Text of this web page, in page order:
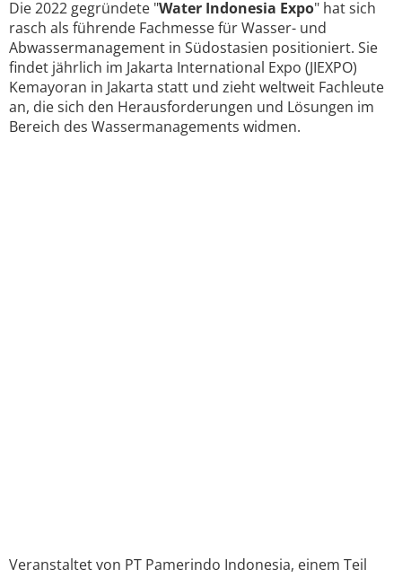
Die 2022 gegründete "Water Indonesia Expo" hat sich
rasch als führende Fachmesse für Wasser- und
Abwassermanagement in Südostasien positioniert. Sie
findet jährlich im Jakarta International Expo (JIEXPO)
Kemayoran in Jakarta statt und zieht weltweit Fachleute
an, die sich den Herausforderungen und Lösungen im
Bereich des Wassermanagements widmen.
Veranstaltet von PT Pamerindo Indonesia, einem Teil